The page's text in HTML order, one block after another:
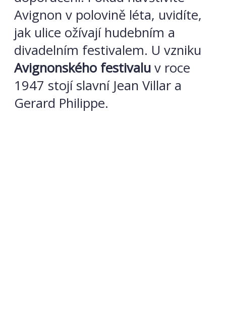
Avignon v polovině léta, uvidíte,
jak ulice ožívají hudebním a
divadelním festivalem. U vzniku
Avignonského festivalu v roce
1947 stojí slavní Jean Villar a
Gerard Philippe.